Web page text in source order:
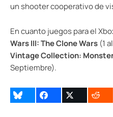
un shooter cooperativo de
En cuanto juegos para el
Wars III: The Clone Wars (1
Vintage Collection:
Septiembre).